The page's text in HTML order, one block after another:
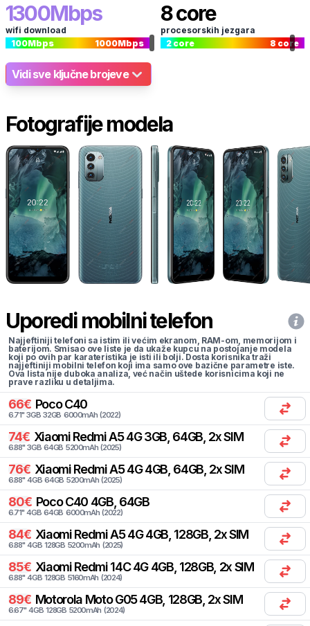
1300Mbps
wifi download
100Mbps 1000Mbps
8core
procesorskih jezgara
2 core 8 core
Vidi sve ključne brojeve
Fotografije modela
Uporedi mobilni telefon
Najjeftiniji telefoni sa istim ili većim ekranom, RAM-om, memorijom i
baterijom. Smisao ove liste je da ukaže kupcu na postojanje modela
koji po ovih par karateristika je isti ili bolji. Dosta korisnika traži
najjeftiniji mobilni telefon koji ima samo ove bazične parametre iste.
Ova lista nije duboka analiza, već način uštede korisnicima koji ne
prave razliku u detaljima.
66€ Poco C40
6.71" 3GB 32GB 6000mAh (2022)
74€ Xiaomi Redmi A5 4G 3GB, 64GB, 2x SIM
6.88" 3GB 64GB 5200mAh (2025)
76€ Xiaomi Redmi A5 4G 4GB, 64GB, 2x SIM
6.88" 4GB 64GB 5200mAh (2025)
80€ Poco C40 4GB, 64GB
6.71" 4GB 64GB 6000mAh (2022)
84€ Xiaomi Redmi A5 4G 4GB, 128GB, 2x SIM
6.88" 4GB 128GB 5200mAh (2025)
85€ Xiaomi Redmi 14C 4G 4GB, 128GB, 2x SIM
6.88" 4GB 128GB 5160mAh (2024)
89€ Motorola Moto G05 4GB, 128GB, 2x SIM
6.67" 4GB 128GB 5200mAh (2024)